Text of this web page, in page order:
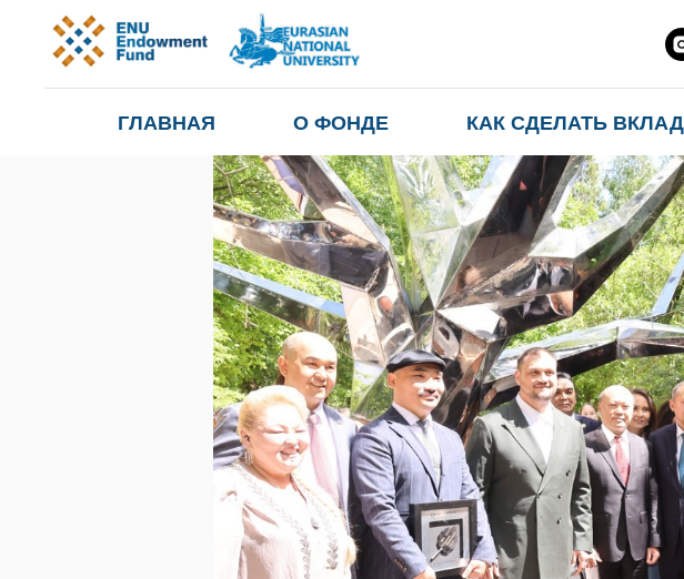
ГЛАВНАЯ О ФОНДЕ КАК СДЕЛАТЬ ВКЛАД